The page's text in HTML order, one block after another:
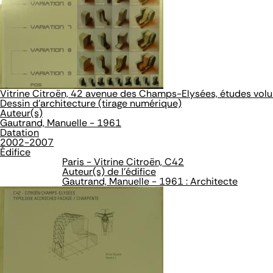
Vitrine Citroën, 42 avenue des Champs-Elysées, études
Dessin d'architecture (tirage numérique)
Auteur(s)
Gautrand, Manuelle - 1961
Datation
2002-2007
Édifice
Paris - Vitrine Citroën, C42
Auteur(s) de l'édifice
Gautrand, Manuelle - 1961 : Architecte